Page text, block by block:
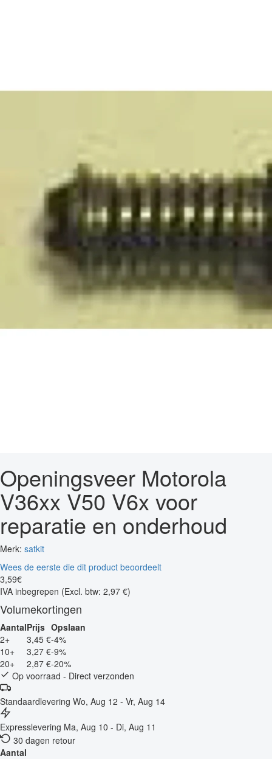
Openingsveer Motorola
V36xx V50 V6x voor
reparatie en onderhoud
Merk: satkit
Wees de eerste die dit product beoordeelt
3,59€
IVA inbegrepen (Excl. btw: 2,97 €)
Volumekortingen
AantalPrijs Opslaan
2+
3,45 €-4%
10+
3,27 €-9%
20+
2,87 €-20%
Op voorraad - Direct verzonden
Standaardlevering Wo, Aug 12 - Vr, Aug 14
Expresslevering Ma, Aug 10 - Di, Aug 11
30 dagen retour
Aantal